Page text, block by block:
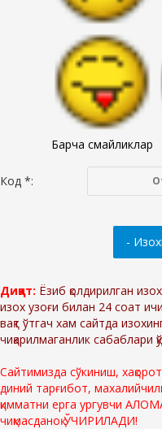
Барча смайликлар
Код *:
Диққат: Ёзиб қолдирилган
изох узоғи билан 24 соат
вақт ўтгач хам сайтда
чиқарилмаганлик сабаблари
Сайтимизда сўкиниш,
диний тарғибот,
қимматни ерга ургувчи
чиқмасданоқ ЎЧИРИЛАДИ!